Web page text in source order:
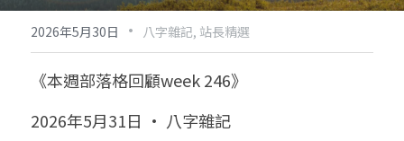
後天派陽宅
黃金會員專區
八字雜記
心靈成長
試閱專區
Podcast聽書
團隊訓練營
線上學苑
八字初階班1
命理商城
2026年5月30日 · 八字雜記, 站長精選
《本週部落格回顧week 246》
2026年5月31日 · 八字雜記